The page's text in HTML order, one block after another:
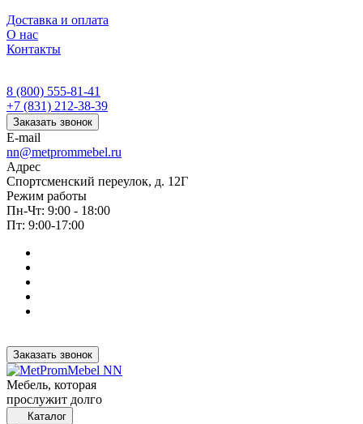
Доставка и оплата
О нас
Контакты
8 (800) 555-81-41
+7 (831) 212-38-39
Заказать звонок
E-mail
nn@metprommebel.ru
Адрес
Спортсменский переулок, д. 12Г
Режим работы
Пн-Чт: 9:00 - 18:00
Пт: 9:00-17:00
Заказать звонок
Мебель, которая
прослужит долго
Каталог